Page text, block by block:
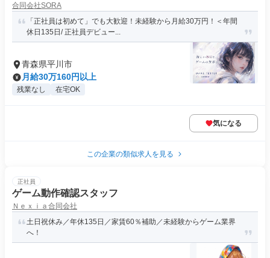
合同会社SORA
「正社員は初めて」でも大歓迎！未経験から月給30万円！＜年間
休日135日/ 正社員デビュー...
青森県平川市
月給30万160円以上
残業なし 在宅OK
気になる
この企業の類似求人を見る
正社員
ゲーム動作確認スタッフ
Ｎｅｘｉａ合同会社
土日祝休み／年休135日／家賃60％補助／未経験からゲーム業界
へ！